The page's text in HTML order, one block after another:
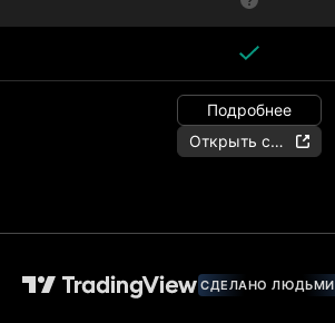
Подробнее
Открыть счёт
СДЕЛАНО ЛЮДЬМИ